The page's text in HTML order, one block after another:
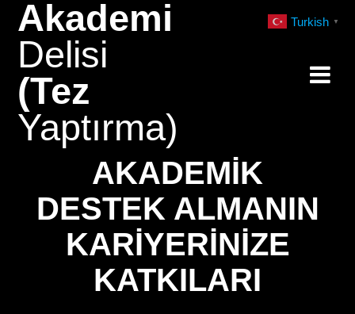
Akademi
Delisi
(Tez
Yaptırma)
AKADEMIK
DESTEK ALMANIN
KARIYERINIZE
KATKILARI
Turkish ▼